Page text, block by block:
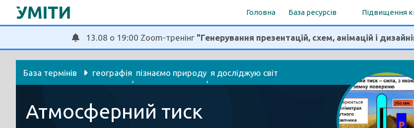
Перейти
Головна База ресурсів Підвищення
13.08 о 19:00 Zoom-тренінг "Генерування презентацій, схем, анімацій і
База термінів географія
,
пізнаємо природу
,
я досліджую світ
Атмосферний тиск